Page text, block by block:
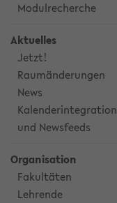
Modulrecherche
Aktuelles
Jetzt!
Raumänderungen
News
Kalenderintegration
und Newsfeeds
Organisation
Fakultäten
Lehrende